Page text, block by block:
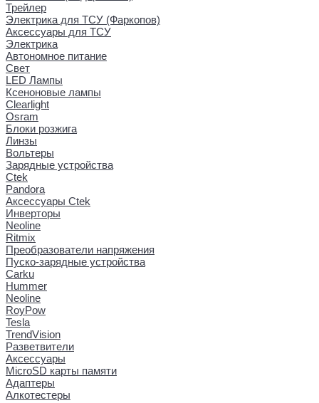
Трейлер
Электрика для ТСУ (Фаркопов)
Аксессуары для ТСУ
Электрика
Автономное питание
Свет
LED Лампы
Ксеноновые лампы
Clearlight
Osram
Блоки розжига
Линзы
Вольтеры
Зарядные устройства
Ctek
Pandora
Аксессуары Ctek
Инверторы
Neoline
Ritmix
Преобразователи напряжения
Пуско-зарядные устройства
Carku
Hummer
Neoline
RoyPow
Tesla
TrendVision
Разветвители
Аксессуары
MicroSD карты памяти
Адаптеры
Алкотестеры